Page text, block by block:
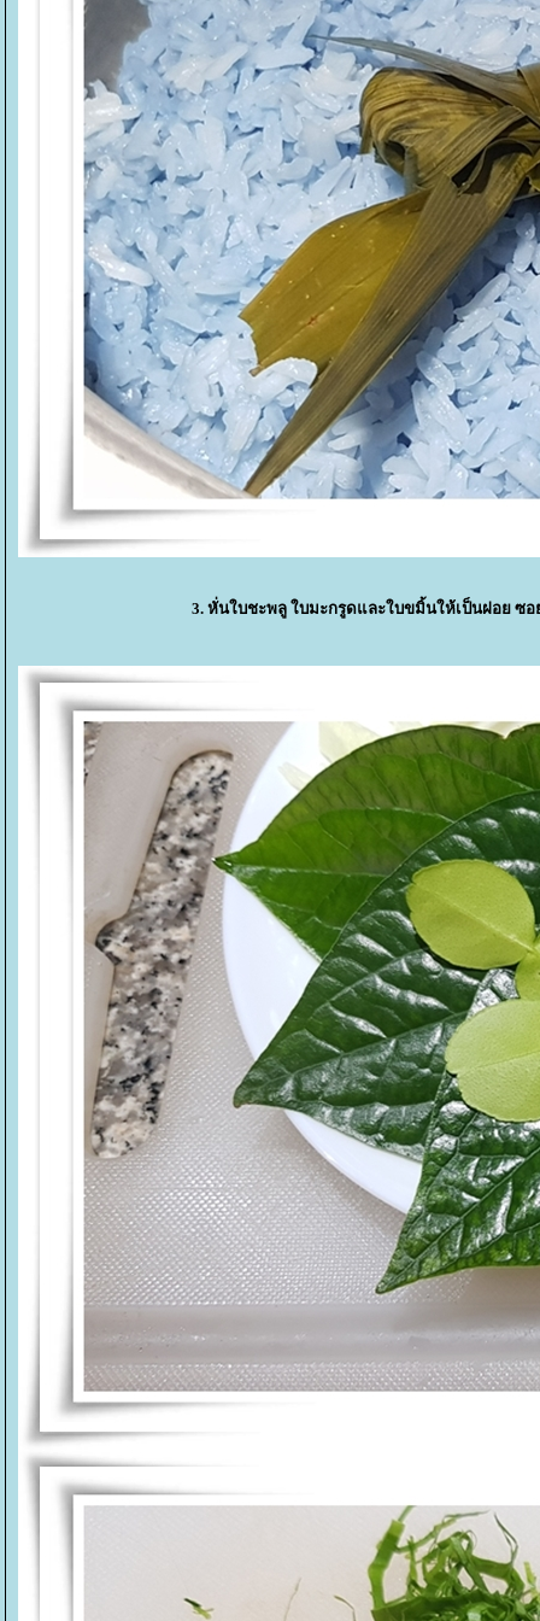
3. หั่นใบชะพลู ใบมะกรูดและใบขมิ้นให้เป็นฝอย ซ